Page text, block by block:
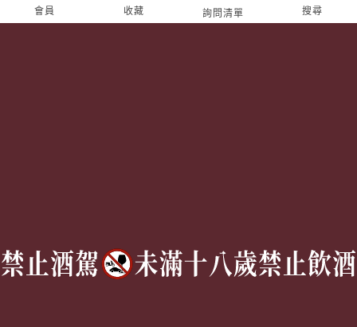
成為合作夥伴 ＆ 大宗採
購
隱私權條款
(國定假日休息)
有任何問題歡迎加入官方Line 詢問
會員 收藏 詢問清單 搜尋